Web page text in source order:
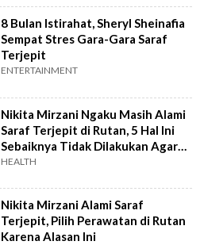
8 Bulan Istirahat, Sheryl Sheinafia
Sempat Stres Gara-Gara Saraf
Terjepit
ENTERTAINMENT
Nikita Mirzani Ngaku Masih Alami
Saraf Terjepit di Rutan, 5 Hal Ini
Sebaiknya Tidak Dilakukan Agar
Tak Gampang Kambuh
HEALTH
Nikita Mirzani Alami Saraf
Terjepit, Pilih Perawatan di Rutan
Karena Alasan Ini